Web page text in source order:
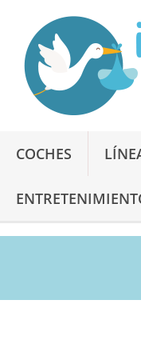
COCHES